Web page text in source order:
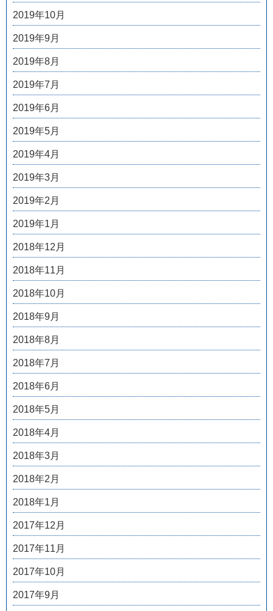
2019年10月
2019年9月
2019年8月
2019年7月
2019年6月
2019年5月
2019年4月
2019年3月
2019年2月
2019年1月
2018年12月
2018年11月
2018年10月
2018年9月
2018年8月
2018年7月
2018年6月
2018年5月
2018年4月
2018年3月
2018年2月
2018年1月
2017年12月
2017年11月
2017年10月
2017年9月